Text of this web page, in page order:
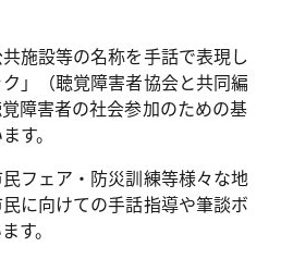
施設等の名称を手話で表現し
」（聴覚障害者協会と共同編
障害者の社会参加のための基
す。
フェア・防災訓練等様々な地
に向けての手話指導や筆談ボ
す。